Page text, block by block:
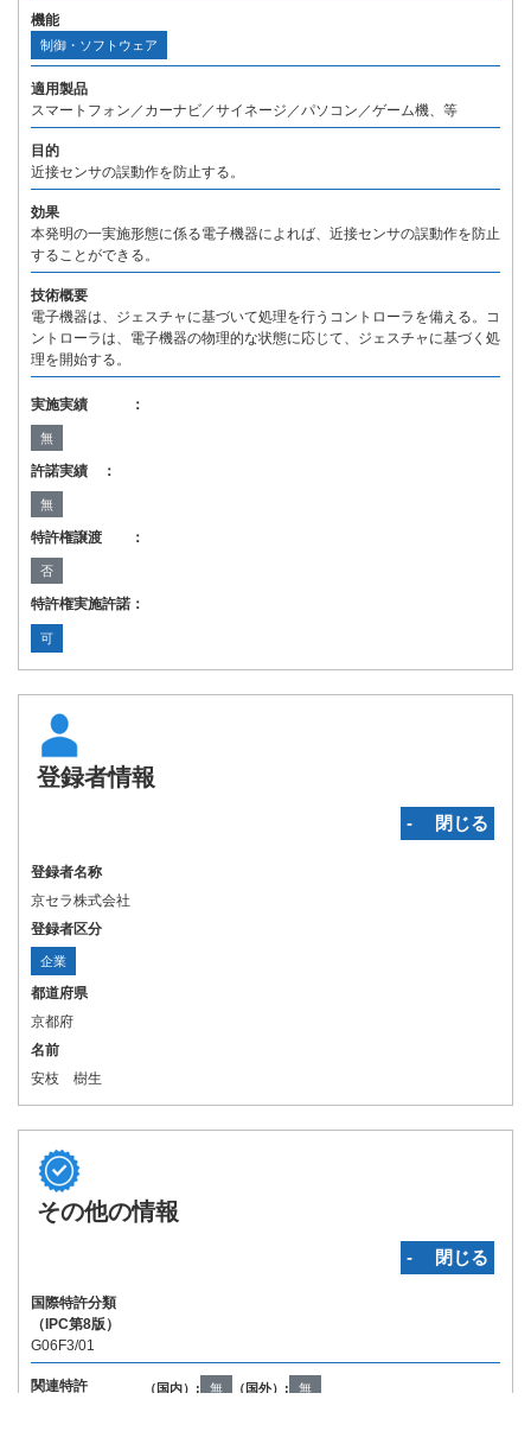
機能
制御・ソフトウェア
適用製品
スマートフォン／カーナビ／サイネージ／パソコン／ゲーム機、等
目的
近接センサの誤動作を防止する。
効果
本発明の一実施形態に係る電子機器によれば、近接センサの誤動作を防止
することができる。
技術概要
電子機器は、ジェスチャに基づいて処理を行うコントローラを備える。コ
ントローラは、電子機器の物理的な状態に応じて、ジェスチャに基づく処
理を開始する。
実施実績 ：
無
許諾実績 ：
無
特許権譲渡 ：
否
特許権実施許諾：
可
登録者情報
‐ 閉じる
登録者名称
京セラ株式会社
登録者区分
企業
都道府県
京都府
名前
安枝 樹生
その他の情報
‐ 閉じる
国際特許分類
（IPC第8版）
G06F3/01
関連特許 （国内）: 無 （国外）: 無